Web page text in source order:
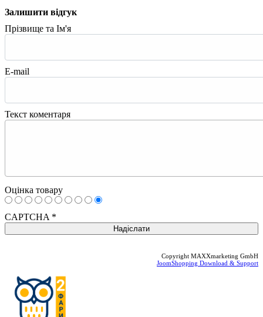
Залишити відгук
Прізвище та Ім'я
E-mail
Текст коментаря
Оцінка товару
CAPTCHA *
Copyright MAXXmarketing GmbH
JoomShopping Download & Support